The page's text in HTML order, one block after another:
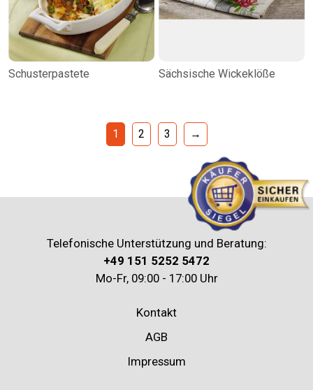
Schusterpastete Sächsische Wickeklöße
1 2 3 →
Telefonische Unterstützung und Beratung:
+49 151 5252 5472
Mo-Fr, 09:00 - 17:00 Uhr
Kontakt
AGB
Impressum